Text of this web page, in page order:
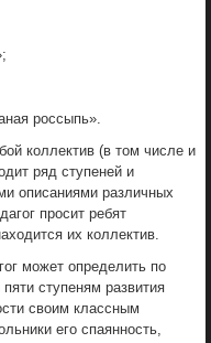
россыпь».
коллектив (в том числе и
ряд ступеней и
описаниями различных
просит ребят
их коллектив.
может определить по
ступеням развития
своим классным
его спаянность,